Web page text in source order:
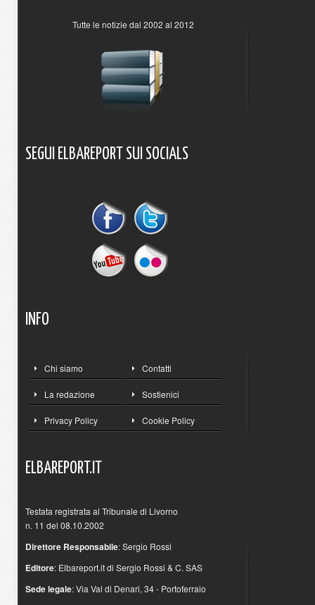
Tutte le notizie dal 2002 al 2012
SEGUI ELBAREPORT SUI SOCIALS
INFO
Chi siamo Contatti
La redazione Sostienici
Privacy Policy Cookie Policy
ELBAREPORT.IT
Testata registrata al Tribunale di Livorno
n. 11 del 08.10.2002
Direttore Responsabile: Sergio Rossi
Editore: Elbareport.it di Sergio Rossi & C. SAS
Sede legale: Via Val di Denari, 34 - Portoferraio